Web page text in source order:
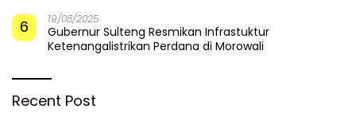
6 19/08/2025
Gubernur Sulteng Resmikan Infrastuktur
Ketenangalistrikan Perdana di Morowali
Recent Post